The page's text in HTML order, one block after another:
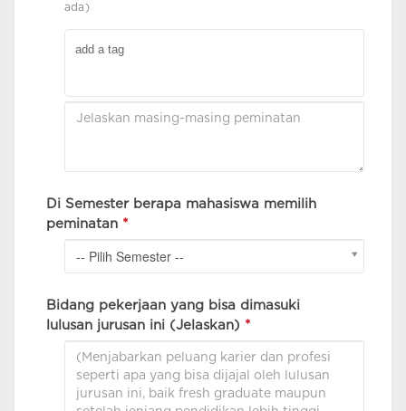
ada)
Di Semester berapa mahasiswa memilih
peminatan *
-- Pilih Semester --
Bidang pekerjaan yang bisa dimasuki
lulusan jurusan ini (Jelaskan) *